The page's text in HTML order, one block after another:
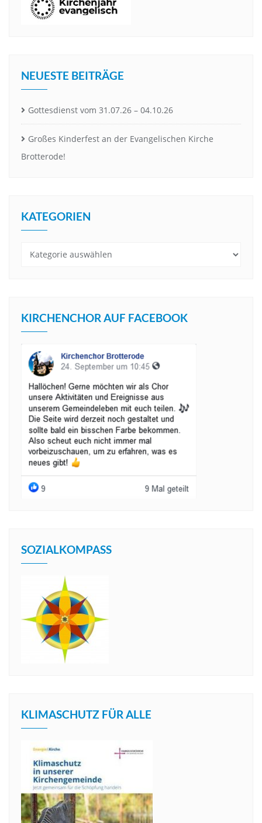
NEUESTE BEITRÄGE
Gottesdienst vom 31.07.26 – 04.10.26
Großes Kinderfest an der Evangelischen Kirche
Brotterode!
KATEGORIEN
Kategorien
KIRCHENCHOR AUF FACEBOOK
SOZIALKOMPASS
KLIMASCHUTZ FÜR ALLE